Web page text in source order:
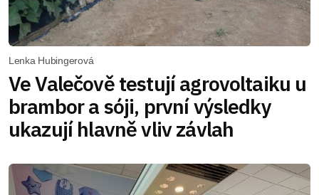
Lenka Hubingerová
Ve Valečově testují agrovoltaiku u
brambor a sóji, první výsledky
ukazují hlavně vliv závlah